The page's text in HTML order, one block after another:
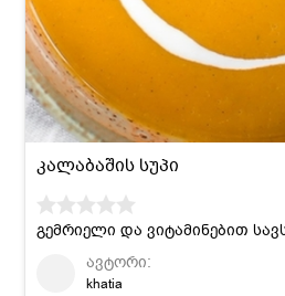
კალაბაშის სუპი
გემრიელი და ვიტამინებით
ავტორი:
khatia